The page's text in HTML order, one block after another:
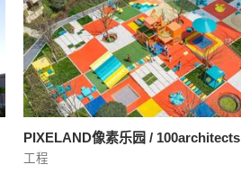
PIXELAND像素乐园 / 100architects
工程